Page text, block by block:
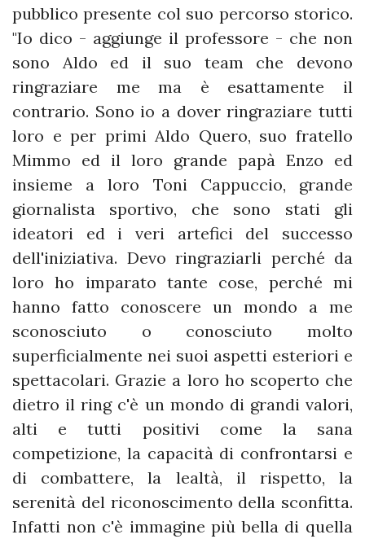
pubblico presente col suo percorso storico.
"Io dico - aggiunge il professore - che non
sono Aldo ed il suo team che devono
ringraziare me ma è esattamente il
contrario. Sono io a dover ringraziare tutti
loro e per primi Aldo Quero, suo fratello
Mimmo ed il loro grande papà Enzo ed
insieme a loro Toni Cappuccio, grande
giornalista sportivo, che sono stati gli
ideatori ed i veri artefici del successo
dell'iniziativa. Devo ringraziarli perché da
loro ho imparato tante cose, perché mi
hanno fatto conoscere un mondo a me
sconosciuto o conosciuto molto
superficialmente nei suoi aspetti esteriori e
spettacolari. Grazie a loro ho scoperto che
dietro il ring c'è un mondo di grandi valori,
alti e tutti positivi come la sana
competizione, la capacità di confrontarsi e
di combattere, la lealtà, il rispetto, la
serenità del riconoscimento della sconfitta.
Infatti non c'è immagine più bella di quella